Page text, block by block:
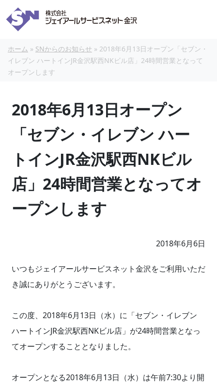
本文へスキップ
ホーム » SNからのお知らせ » 2018年6月13日オープン「セブン・
イレブン ハートインJR金沢駅西NKビル店」24時間営業となって
オープンします
2018年6月13日オープン
「セブン・イレブン ハー
トインJR金沢駅西NKビル
店」24時間営業となってオ
ープンします
2018年6月6日
いつもジェイアールサービスネット金沢をご利用いただ
き誠にありがとうございます。
この度、2018年6月13日（水）に「セブン・イレブン
ハートインJR金沢駅西NKビル店」が24時間営業となっ
てオープンすることとなりました。
オープンとなる2018年6月13日（水）は午前7:30より開